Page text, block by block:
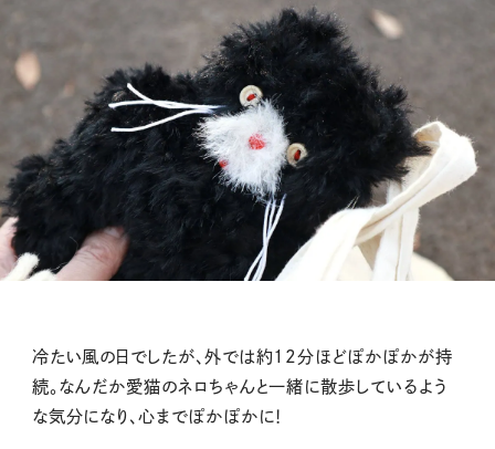
冷たい風の日でしたが、外では約12分ほどぽかぽかが持
続。なんだか愛猫のネロちゃんと一緒に散歩しているよう
な気分になり、心までぽかぽかに！